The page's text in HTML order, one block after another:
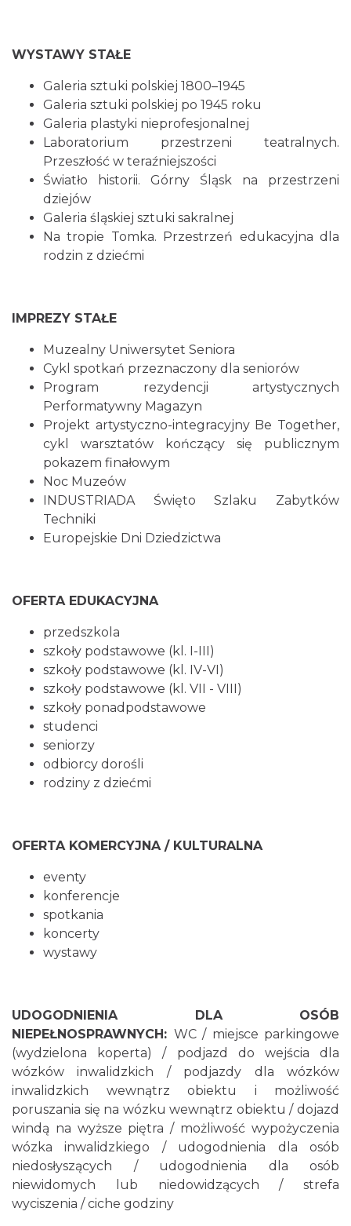
WYSTAWY STAŁE
Galeria sztuki polskiej 1800–1945
Galeria sztuki polskiej po 1945 roku
Galeria plastyki nieprofesjonalnej
Laboratorium przestrzeni teatralnych.
Przeszłość w teraźniejszości
Światło historii. Górny Śląsk na przestrzeni
dziejów
Galeria śląskiej sztuki sakralnej
Na tropie Tomka. Przestrzeń edukacyjna dla
rodzin z dziećmi
IMPREZY STAŁE
Muzealny Uniwersytet Seniora
Cykl spotkań przeznaczony dla seniorów
Program rezydencji artystycznych
Performatywny Magazyn
Projekt artystyczno-integracyjny Be Together,
cykl warsztatów kończący się publicznym
pokazem finałowym
Noc Muzeów
INDUSTRIADA Święto Szlaku Zabytków
Techniki
Europejskie Dni Dziedzictwa
OFERTA EDUKACYJNA
przedszkola
szkoły podstawowe (kl. I-III)
szkoły podstawowe (kl. IV-VI)
szkoły podstawowe (kl. VII - VIII)
szkoły ponadpodstawowe
studenci
seniorzy
odbiorcy dorośli
rodziny z dziećmi
OFERTA KOMERCYJNA / KULTURALNA
eventy
konferencje
spotkania
koncerty
wystawy
UDOGODNIENIA DLA OSÓB
NIEPEŁNOSPRAWNYCH: WC / miejsce parkingowe
(wydzielona koperta) / podjazd do wejścia dla
wózków inwalidzkich / podjazdy dla wózków
inwalidzkich wewnątrz obiektu i możliwość
poruszania się na wózku wewnątrz obiektu / dojazd
windą na wyższe piętra / możliwość wypożyczenia
wózka inwalidzkiego / udogodnienia dla osób
niedosłyszących / udogodnienia dla osób
niewidomych lub niedowidzących / strefa
wyciszenia / ciche godziny